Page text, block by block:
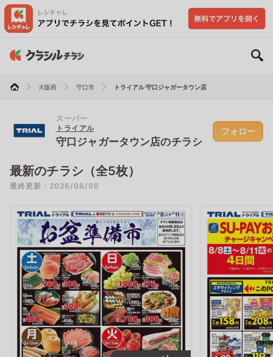
大阪府 守口市 トライアル 守口ジャガータウン店
スーパー
トライアル
守口ジャガータウン店のチラシ
フォロー
最新のチラシ（全5枚）
最終更新：2026/08/08